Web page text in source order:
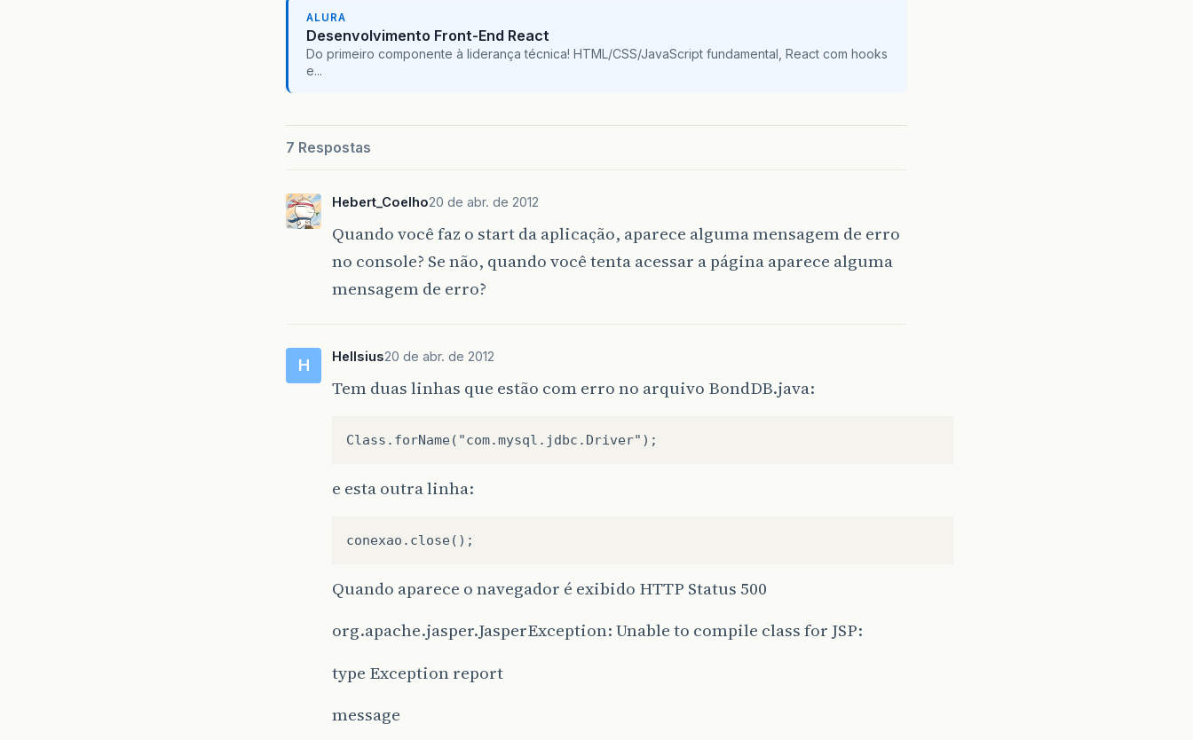
ALURA
Desenvolvimento Front-End React
Do primeiro componente à liderança técnica! HTML/CSS/JavaScript fundamental, React com hooks
e...
7 Respostas
Hebert_Coelho20 de abr. de 2012
Quando você faz o start da aplicação, aparece alguma mensagem de erro
no console? Se não, quando você tenta acessar a página aparece alguma
mensagem de erro?
H Hellsius20 de abr. de 2012
Tem duas linhas que estão com erro no arquivo BondDB.java:
e esta outra linha:
Quando aparece o navegador é exibido HTTP Status 500
org.apache.jasper.JasperException: Unable to compile class for JSP:
type Exception report
message